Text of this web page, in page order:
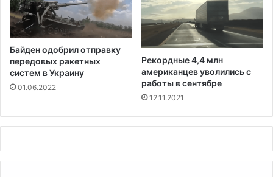
м
е
д
ц
и
с
о
Байден одобрил отправку
передовых ракетных
систем в Украину
01.06.2022
Рекордные 4,4 млн
американцев уволились с
работы в сентябре
12.11.2021